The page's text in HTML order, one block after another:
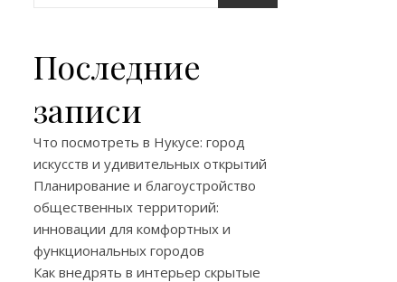
Последние
записи
Что посмотреть в Нукусе: город
искусств и удивительных открытий
Планирование и благоустройство
общественных территорий:
инновации для комфортных и
функциональных городов
Как внедрять в интерьер скрытые